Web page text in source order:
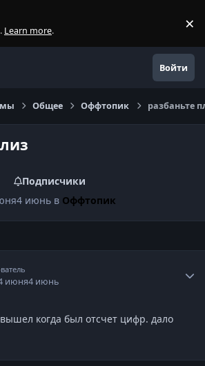
Learn more. ×
Войти
Общее Оффтопик разбаньте
Подписчики
4 июнь в Оффтопик
июня4 июнь
когда был отсчет цифр. дало